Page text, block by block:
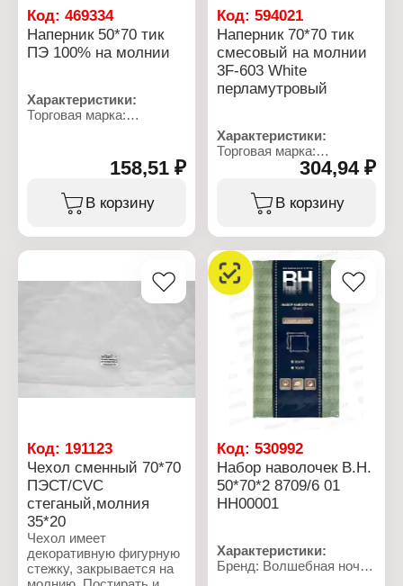
Размер: 35x35 см
Количество: 4 шт
Состав ткани: 100%
акриловая микрофибра
Код: 469334
Наперник 50*70 тик
ПЭ 100% на молнии
Характеристики:
Торговая марка:
Вариация: на молнии
Размер: 50x70 см
Материал: тик
Состав ткани: 100%
Плотность ткани: 95 г/
кв.м
158,51 ₽
В корзину
Код:594021
Наперник 70*70 тик
смесовый на молнии
3F-603 White
перламутровый
Характеристики:
Торговая марка:
Тип товара: Наперник
Вариация: на молнии
Размер: 70х70 см
хлопок, 55% полиэстер
Плотность ткани: 145 г/
кв.м
Цвет: 3F-603 White
перламутровый
304,94 ₽
В корзину
Код: 191123
Чехол сменный 70*70
ПЭСТ/CVC
стеганый,молния
35*20
Чехол имеет
декоративную фигурную
стежку, закрывается на
Код:530992
Набор наволочек В.Н.
50*70*2 8709/6 01
НН00001
Характеристики:
Бренд: Волшебная ночь